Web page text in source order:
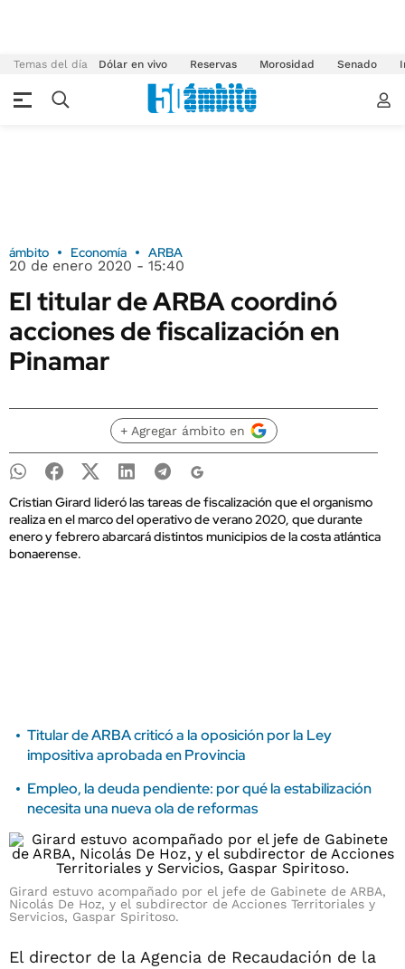
Temas del día Dólar en vivo Reservas Morosidad Senado
ámbito Economía ARBA
20 de enero 2020 - 15:40
El titular de ARBA coordinó
acciones de fiscalización en
Pinamar
+ Agregar ámbito en
Cristian Girard lideró las tareas de fiscalización que el organismo
realiza en el marco del operativo de verano 2020, que durante
enero y febrero abarcará distintos municipios de la costa atlántica
bonaerense.
Titular de ARBA criticó a la oposición por la Ley
impositiva aprobada en Provincia
Empleo, la deuda pendiente: por qué la estabilización
necesita una nueva ola de reformas
Girard estuvo acompañado por el jefe de Gabinete de ARBA,
Nicolás De Hoz, y el subdirector de Acciones Territoriales y
Servicios, Gaspar Spiritoso.
El director de la Agencia de Recaudación de la